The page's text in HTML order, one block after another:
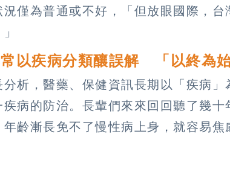
況僅為普通或不好，「但放眼國際，
以疾病分類釀誤解 「以終為
分析，醫藥、保健資訊長期以「疾病
疾病的防治。長輩們來來回回聽了幾
年齡漸長免不了慢性病上身，就容易